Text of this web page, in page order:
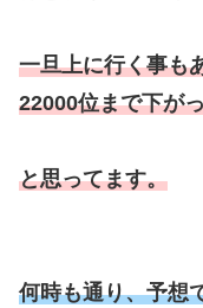
一旦上に行く事も
22000位まで下が
と思ってます。
何時も通り、予想